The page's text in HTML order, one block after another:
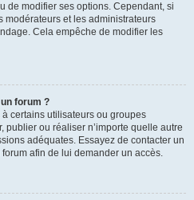
de modifier ses options. Cependant, si
modérateurs et les administrateurs
Cela empêche de modifier les
forum ?
certains utilisateurs ou groupes
publier ou réaliser n’importe quelle autre
adéquates. Essayez de contacter un
afin de lui demander un accès.